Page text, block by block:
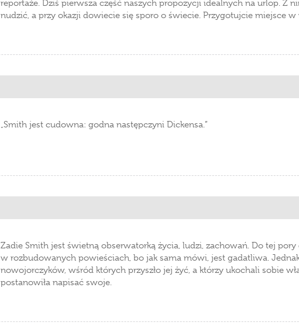
reportaże. Dziś pierwsza część naszych propozycji idealnych na urlop. Z
nudzić, a przy okazji dowiecie się sporo o świecie. Przygotujcie miejsce w
„Smith jest cudowna: godna następczyni Dickensa.”
Zadie Smith jest świetną obserwatorką życia, ludzi, zachowań. Do tej
w rozbudowanych powieściach, bo jak sama mówi, jest gadatliwa.
nowojorczyków, wśród których przyszło jej żyć, a którzy ukochali sobie
postanowiła napisać swoje.